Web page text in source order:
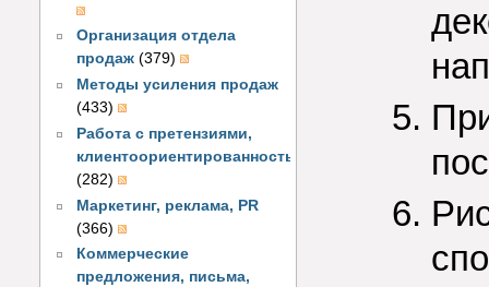
Организация отдела
продаж (379)
Методы усиления продаж
(433)
Работа с претензиями,
клиентоориентированность
(282)
Маркетинг, реклама, PR
(366)
Коммерческие
предложения, письма,